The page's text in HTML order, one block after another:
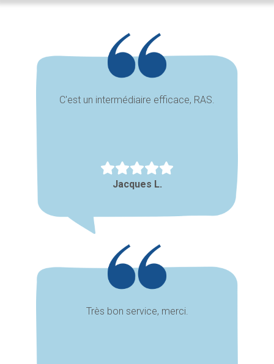
C'est un intermédiaire efficace, RAS.
Jacques L.
Très bon service, merci.